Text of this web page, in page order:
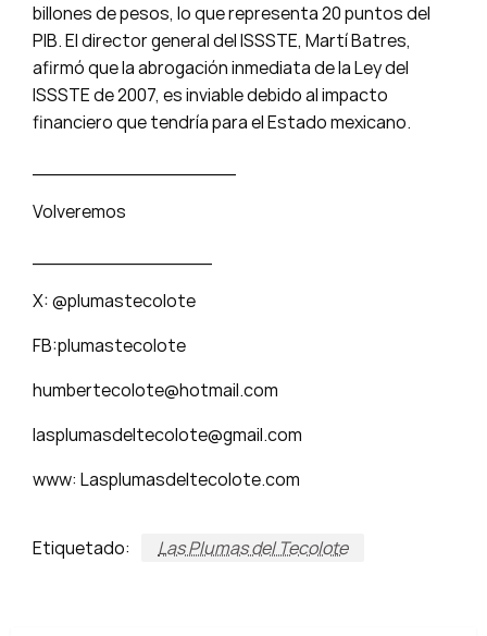
billones de pesos, lo que representa 20 puntos del
PIB. El director general del ISSSTE, Martí Batres,
afirmó que la abrogación inmediata de la Ley del
ISSSTE de 2007, es inviable debido al impacto
financiero que tendría para el Estado mexicano.
Volveremos
X: @plumastecolote
FB:plumastecolote
humbertecolote@hotmail.com
lasplumasdeltecolote@gmail.com
www: Lasplumasdeltecolote.com
Etiquetado: Las Plumas del Tecolote